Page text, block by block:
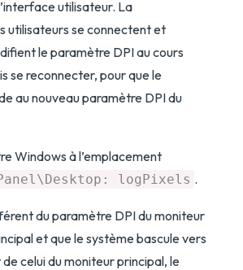
utilisateur. La
utilisateurs se connectent et
le paramètre DPI au cours
se reconnecter, pour que le
au nouveau paramètre DPI du
Windows à l’emplacement
Panel\Desktop: logPixels .
du paramètre DPI du moniteur
et que le système bascule vers
celui du moniteur principal, le